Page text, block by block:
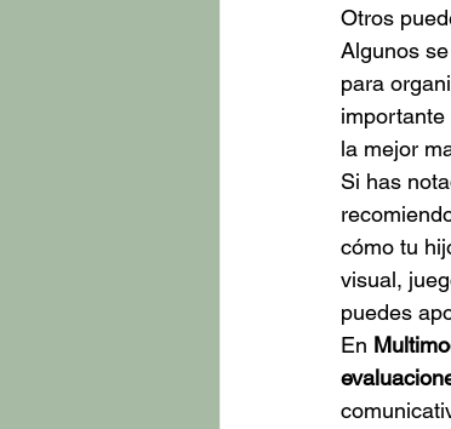
Otros
Algunos
para
la mejor
Si has
cómo tu
visual,
puedes
En